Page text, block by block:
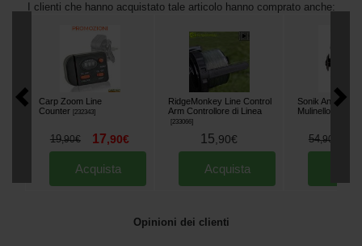
I clienti che hanno acquistato tale articolo hanno comprato anche:
Carp Zoom Line
Counter [232343]
19,90€ 17,90€
Acquista
RidgeMonkey Line Control
Arm Controllore di Linea
[233066]
15 90€
Acquista
Sonik Angl-R
Mulinello
54,90
Opinioni dei clienti